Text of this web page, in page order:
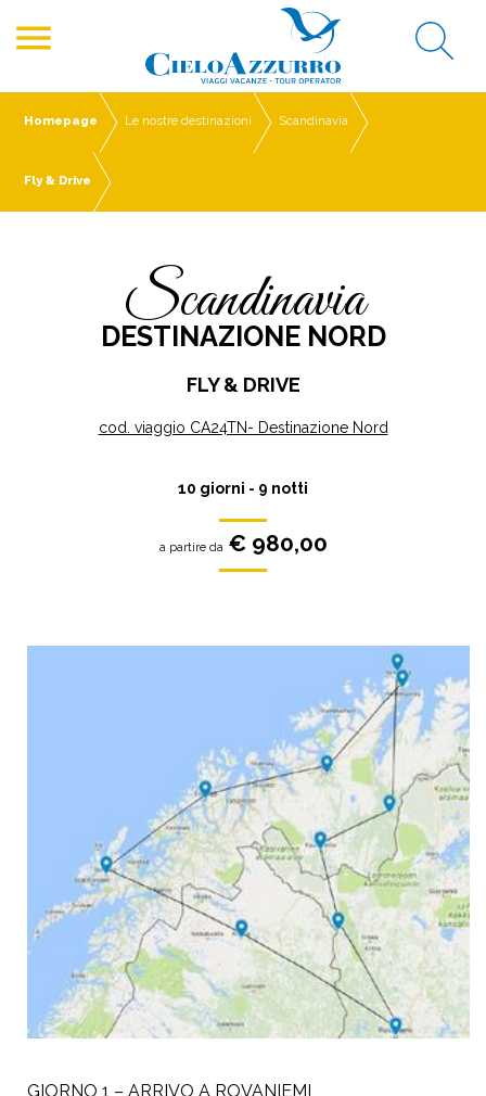
menu
Homepage Le nostre destinazioni Scandinavia
Fly & Drive
Scandinavia
DESTINAZIONE NORD
FLY & DRIVE
cod. viaggio CA24TN- Destinazione Nord
10 giorni - 9 notti
a partire da € 980,00
GIORNO 1 – ARRIVO A ROVANIEMI